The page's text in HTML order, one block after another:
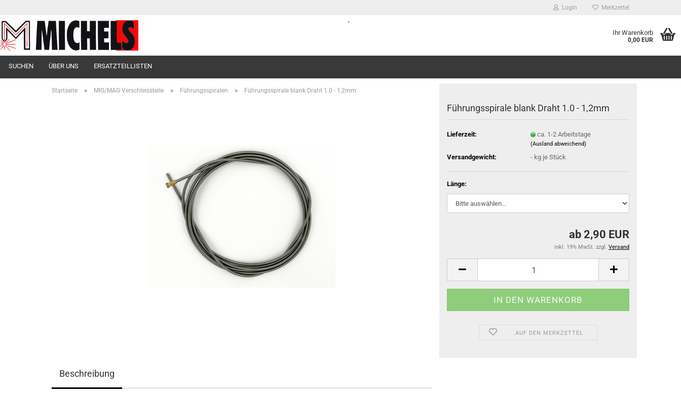
Login Merkzettel
,
Ihr Warenkorb
0,00 EUR
SUCHEN ÜBER UNS ERSATZTEILLISTEN
Startseite » MIG/MAG Verschleissteile » Führungsspiralen » Führungsspirale blank Draht 1.0 - 1,2mm
Führungsspirale blank Draht 1.0 - 1,2mm
Lieferzeit: ca. 1-2 Arbeitstage
(Ausland abweichend)
Versandgewicht: - kg je Stück
Länge:
ab 2,90 EUR
inkl. 19% MwSt. zzgl. Versand
AUF DEN MERKZETTEL
Beschreibung